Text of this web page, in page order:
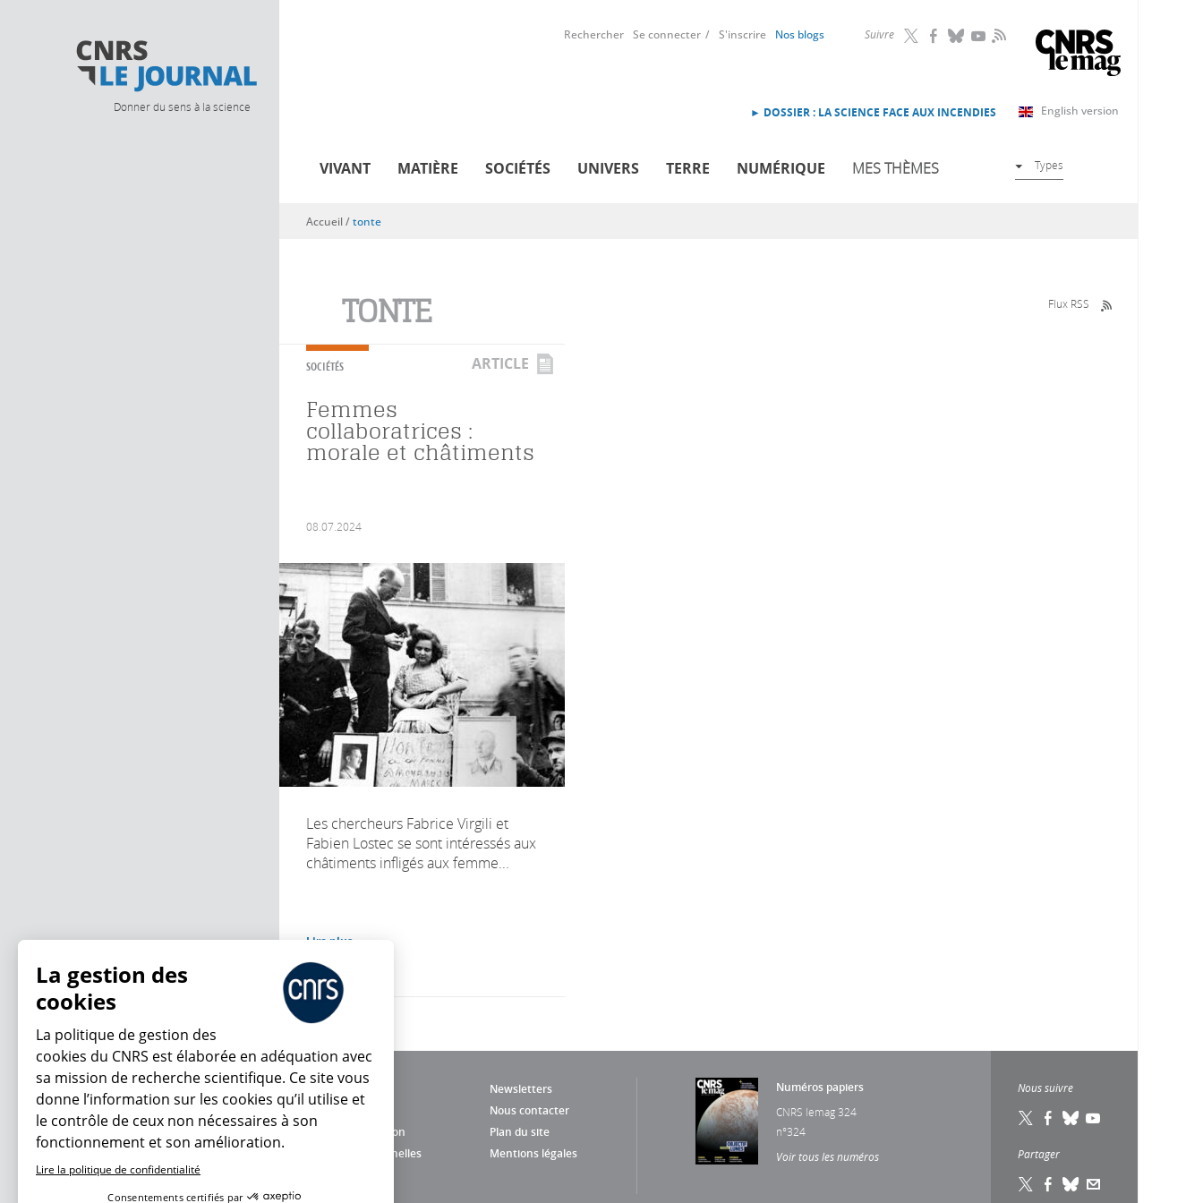
Donner du sens à la science
Suivre RSS
Rechercher Se connecter S'inscrire Nos blogs
English version
► DOSSIER : LA SCIENCE FACE AUX INCENDIES
VIVANT MATIÈRE SOCIÉTÉS UNIVERS TERRE NUMÉRIQUE MES THÈMES Types
Vous êtes ici
Accueil/tonte
TONTE Flux RSS
SOCIÉTÉS ARTICLE
Femmes
collaboratrices :
morale et châtiments
08.07.2024
Les chercheurs Fabrice Virgili et
Fabien Lostec se sont intéressés aux
châtiments infligés aux femme...
Lire plus
Newsletters
Nous contacter
Charte d'utilisation
Plan du site
Données personnelles
Mentions légales
Numéros papiers
CNRS lemag 324
n°324
Voir tous les numéros
Nous suivre
Partager
En ce moment
La gestion des
cookies
La politique de gestion des
cookies du CNRS est élaborée en adéquation avec
sa mission de recherche scientifique. Ce site vous
donne l’information sur les cookies qu’il utilise et
le contrôle de ceux non nécessaires à son
fonctionnement et son amélioration.
Lire la politique de confidentialité
Consentements certifiés par